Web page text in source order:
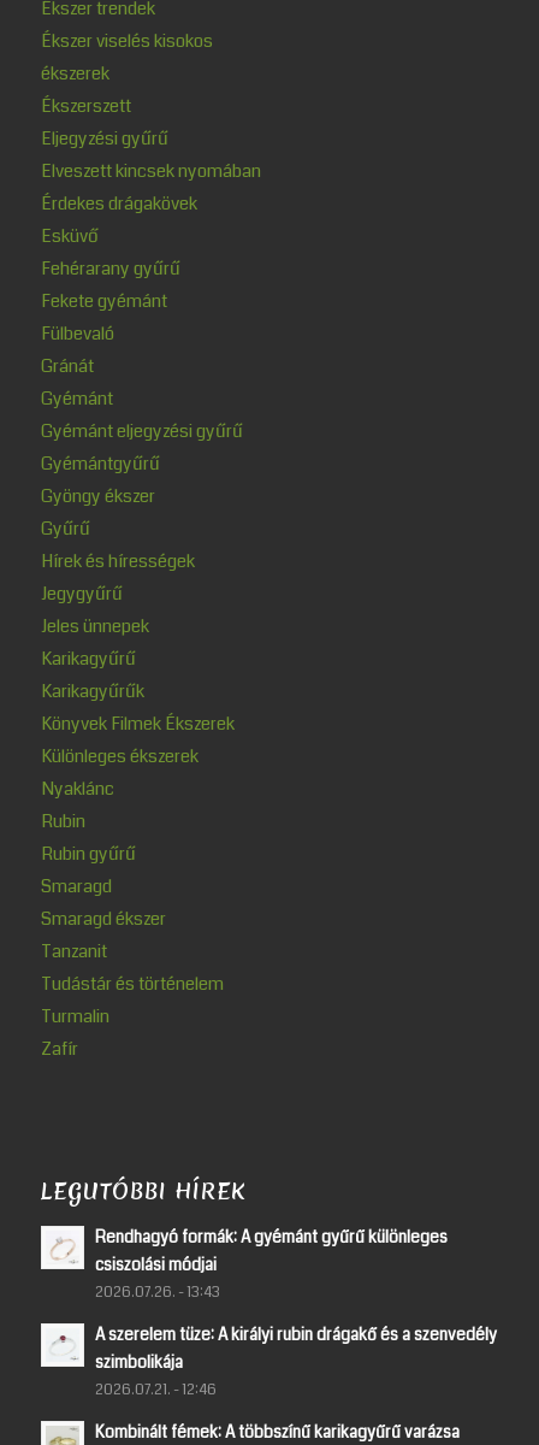
Ékszer trendek
Ékszer viselés kisokos
ékszerek
Ékszerszett
Eljegyzési gyűrű
Elveszett kincsek nyomában
Érdekes drágakövek
Esküvő
Fehérarany gyűrű
Fekete gyémánt
Fülbevaló
Gránát
Gyémánt
Gyémánt eljegyzési gyűrű
Gyémántgyűrű
Gyöngy ékszer
Gyűrű
Hírek és hírességek
Jegygyűrű
Jeles ünnepek
Karikagyűrű
Karikagyűrűk
Könyvek Filmek Ékszerek
Különleges ékszerek
Nyaklánc
Rubin
Rubin gyűrű
Smaragd
Smaragd ékszer
Tanzanit
Tudástár és történelem
Turmalin
Zafír
LEGUTÓBBI HÍREK
Rendhagyó formák: A gyémánt gyűrű különleges
csiszolási módjai
2026.07.26. - 13:43
A szerelem tüze: A királyi rubin drágakő és a szenvedély
szimbolikája
2026.07.21. - 12:46
Kombinált fémek: A többszínű karikagyűrű varázsa